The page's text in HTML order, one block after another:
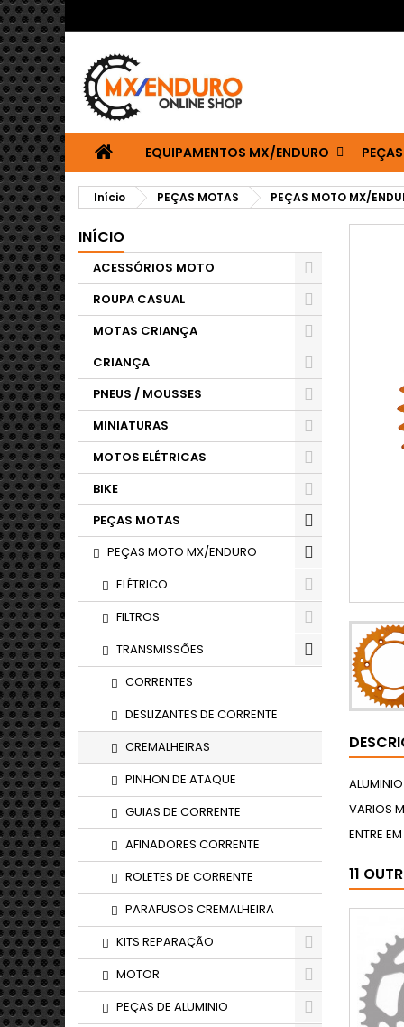
EQUIPAMENTOS MX/ENDURO
Início PEÇAS MOTAS PEÇAS MOTO MX/
INÍCIO
ACESSÓRIOS MOTO
ROUPA CASUAL
MOTAS CRIANÇA
CRIANÇA
PNEUS / MOUSSES
MINIATURAS
MOTOS ELÉTRICAS
BIKE
PEÇAS MOTAS
PEÇAS MOTO MX/ENDURO
ELÉTRICO
FILTROS
TRANSMISSÕES
CORRENTES
DESLIZANTES DE CORRENTE
CREMALHEIRAS
PINHON DE ATAQUE
GUIAS DE CORRENTE
AFINADORES CORRENTE
ROLETES DE CORRENTE
PARAFUSOS CREMALHEIRA
KITS REPARAÇÃO
MOTOR
PEÇAS DE ALUMINIO
VARIOS
ENTRE
11